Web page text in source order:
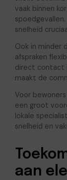
vaak binnen
snelheid
Ook in minder
afspraken
direct contact
maakt de
Voor
een groot
lokale
snelheid en
aan